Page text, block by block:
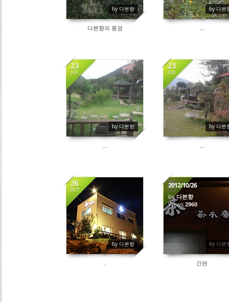
by 다본향
다본향의 풍경
by 다본
...
23
JUL
by 다본향
2783
...
23
JUL
by 다본
2769
...
26
OCT
by 다본향
3149
.
26
OCT
by 다본
2012/10/26
by다본향
Views 2960
간판